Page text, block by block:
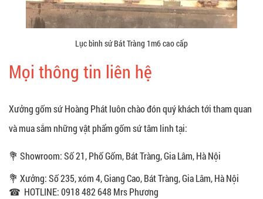
Lục bình sứ Bát Tràng 1m6 cao cấp
Mọi thông tin liên hệ
Xưởng gốm sứ Hoàng Phát luôn chào đón quý khách tới tham quan
và mua sắm những vật phẩm gốm sứ tâm linh tại:
💐 Showroom: Số 21, Phố Gốm, Bát Tràng, Gia Lâm, Hà Nội
💐 Xưởng: Số 235, xóm 4, Giang Cao, Bát Tràng, Gia Lâm, Hà Nội
☎ HOTLINE: 0918 482 648 Mrs Phương